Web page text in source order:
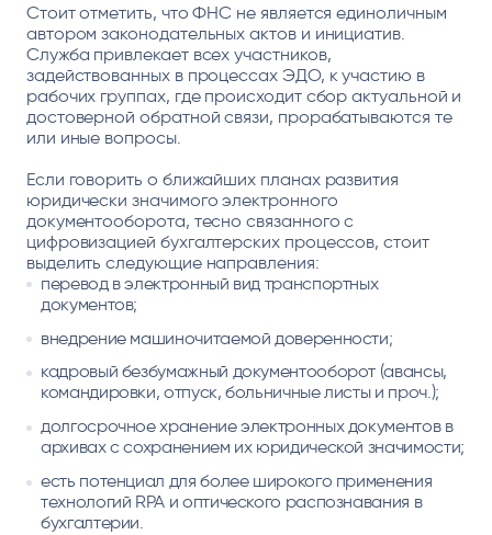
Стоит отметить, что ФНС не является единоличным
автором законодательных актов и инициатив.
Служба привлекает всех участников,
задействованных в процессах ЭДО, к участию в
рабочих группах, где происходит сбор актуальной и
достоверной обратной связи, прорабатываются те
или иные вопросы.
Если говорить о ближайших планах развития
юридически значимого электронного
документооборота, тесно связанного с
цифровизацией бухгалтерских процессов, стоит
выделить следующие направления:
перевод в электронный вид транспортных
документов;
внедрение машиночитаемой доверенности;
кадровый безбумажный документооборот (авансы,
командировки, отпуск, больничные листы и проч.);
долгосрочное хранение электронных документов в
архивах с сохранением их юридической значимости;
есть потенциал для более широкого применения
технологий RPA и оптического распознавания в
бухгалтерии.